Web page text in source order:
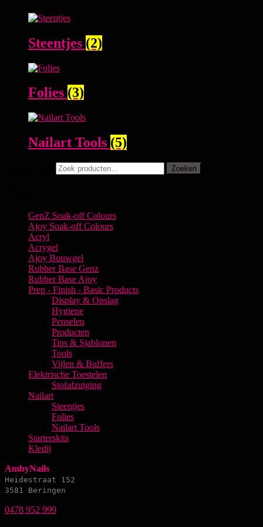
Steentjes (2)
Folies (3)
Nailart Tools (5)
Zoeken
GenZ Soak-off Colours
Ajoy Soak-off Colours
Acryl
Acrygel
Ajoy Bouwgel
Rubber Base Genz
Rubber Base Ajoy
Prep - Finish - Basic Products
Display & Opslag
Hygiene
Penselen
Producten
Tips & Sjablonen
Tools
Vijlen & Buffers
Elektrische Toestelen
Stofafzuiging
Nailart
Steentjes
Folies
Nailart Tools
Starterskits
Kledij
AmbyNails
Heidestraat 152
3581 Beringen
0478 952 999